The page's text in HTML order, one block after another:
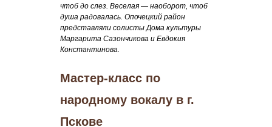
чтоб до слез. Веселая — наоборот, чтоб
душа радовалась. Опочецкий район
представляли солисты Дома культуры
Маргарита Сазончикова и Евдокия
Константинова.
Мастер-класс по
народному вокалу в г.
Пскове